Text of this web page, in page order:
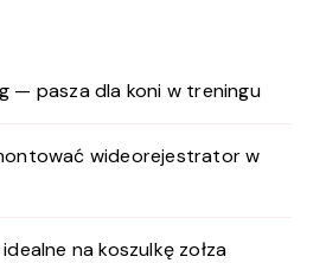
— pasza dla koni w treningu
wideorejestrator w
na koszulkę zołza